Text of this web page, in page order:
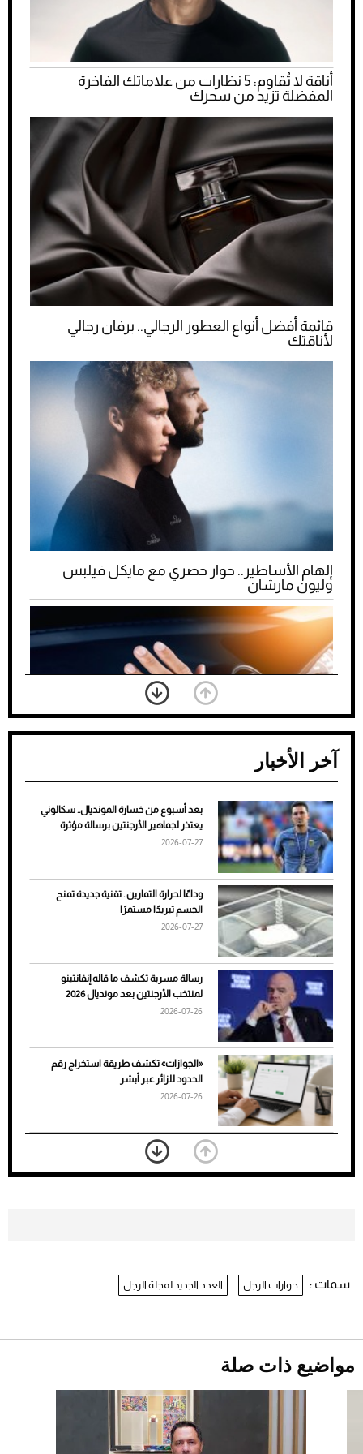
أناقة لا تُقاوم: 5 نظارات من علاماتك الفاخرة
المفضلة تزيد من سحرك
قائمة أفضل أنواع العطور الرجالي.. برفان رجالي
لأناقتك
إلهام الأساطير.. حوار حصري مع مايكل فيلبس
وليون مارشان
ضعف تبريد مكيف السيارة عند الوقوف.. أشهر
الأسباب والحلول
7 نصائح لاختيار لون البنطلون المناسب للقميص
الأسود
آخر الأخبار
بعد أسبوع من خسارة المونديال.. سكالوني
يعتذر لجماهير الأرجنتين برسالة مؤثرة
2026-07-27
وداعًا لحرارة التمارين.. تقنية جديدة تمنح
الجسم تبريدًا مستمرًا
2026-07-27
رسالة مسربة تكشف ما قاله إنفانتينو
لمنتخب الأرجنتين بعد مونديال 2026
2026-07-26
«الجوازات» تكشف طريقة استخراج رقم
الحدود للزائر عبر أبشر
2026-07-26
بعد 7 أشهر من تعرضه لحادث مروع.. جوشوا
يفوز على برينغا بـ"الضربة القاضية" (فيديو)
Comeback" في جدة (فيديو)
2026-07-25
سمات : حوارات الرجل العدد الجديد لمجلة الرجل
مواضيع ذات صلة